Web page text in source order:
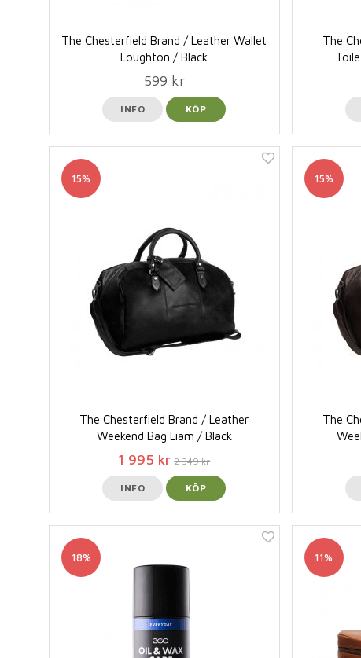
The Chesterfield Brand / Leather Wallet
Loughton / Black
599 kr
INFO KÖP
The
15%
The Chesterfield Brand / Leather
Weekend Bag Liam / Black
1 995 kr 2 349 kr
INFO KÖP
15%
The
18% 11%